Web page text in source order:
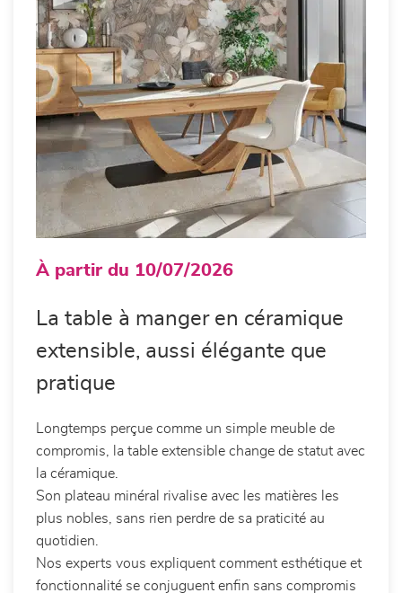
À partir du 10/07/2026
La table à manger en céramique
extensible, aussi élégante que
pratique
Longtemps perçue comme un simple meuble de
compromis, la table extensible change de statut avec
la céramique.
Son plateau minéral rivalise avec les matières les
plus nobles, sans rien perdre de sa praticité au
quotidien.
Nos experts vous expliquent comment esthétique et
fonctionnalité se conjuguent enfin sans compromis